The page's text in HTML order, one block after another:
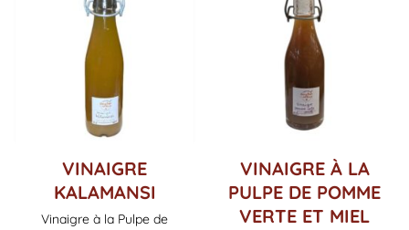
VINAIGRE
KALAMANSI
Vinaigre à la Pulpe de
plusieurs
VINAIGRE À LA
PULPE DE POMME
VERTE ET MIEL
plusieurs